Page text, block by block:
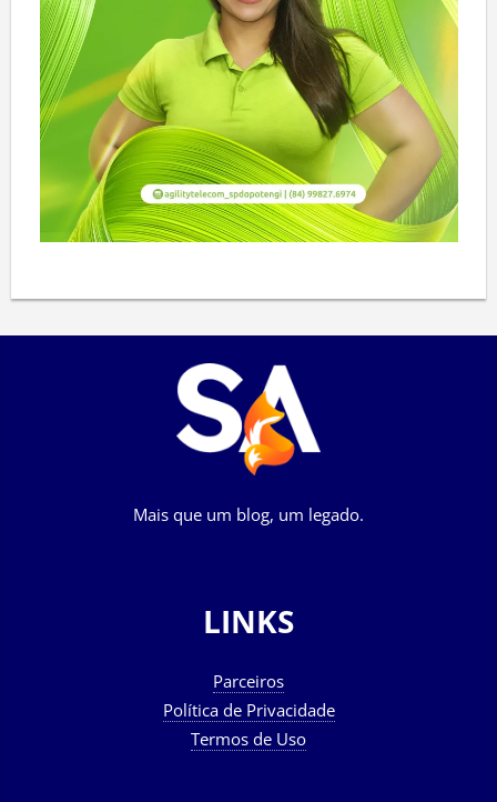
Mais que um blog, um legado.
LINKS
Parceiros
Política de Privacidade
Termos de Uso